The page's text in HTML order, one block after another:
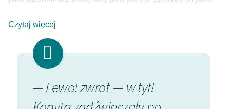
podróżował (Konstantynopol, Ateny, Zanzibar).
Debiutował w 1872 r. powieścią współczesną
oraz tendencyjnymi nowelamiHumoreski z teki
Worszyłły. Sławę przyniosły mu powieści historyczne.
Działacz społeczny: ufundował (1889) stypendium, z
którego korzystali m.in. Wyspiański, Konopnicka,
Czytaj więcej
— Lewo! zwrot — w tył!